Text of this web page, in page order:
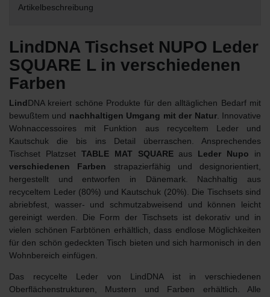
Artikelbeschreibung
LindDNA Tischset NUPO Leder
SQUARE L in verschiedenen
Farben
LindDNA kreiert schöne Produkte für den alltäglichen Bedarf mit
bewußtem und nachhaltigen Umgang mit der Natur. Innovative
Wohnaccessoires mit Funktion aus recyceltem Leder und
Kautschuk die bis ins Detail überraschen. Ansprechendes
Tischset Platzset TABLE MAT SQUAREaus Leder Nupo in
verschiedenen Farben strapazierfähig und designorientiert,
hergestellt und entworfen in Dänemark. Nachhaltig aus
recyceltem Leder (80%) und Kautschuk (20%). Die Tischsets sind
abriebfest, wasser- und schmutzabweisend und können leicht
gereinigt werden. Die Form der Tischsets ist dekorativ und in
vielen schönen Farbtönen erhältlich, dass endlose Möglichkeiten
für den schön gedeckten Tisch bieten und sich harmonisch in den
Wohnbereich einfügen.
Das recycelte Leder von LindDNA ist in verschiedenen
Oberflächenstrukturen, Mustern und Farben erhältlich. Alle